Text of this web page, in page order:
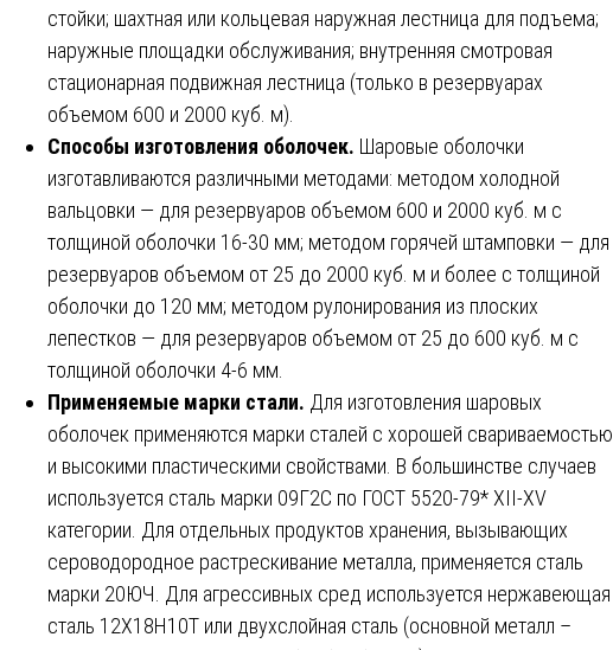
стойки; шахтная или кольцевая наружная лестница для подъема;
наружные площадки обслуживания; внутренняя смотровая
стационарная подвижная лестница (только в резервуарах
объемом 600 и 2000 куб. м).
Способы изготовления оболочек. Шаровые оболочки
изготавливаются различными методами: методом холодной
вальцовки — для резервуаров объемом 600 и 2000 куб. м с
толщиной оболочки 16-30 мм; методом горячей штамповки — для
резервуаров объемом от 25 до 2000 куб. м и более с толщиной
оболочки до 120 мм; методом рулонирования из плоских
лепестков — для резервуаров объемом от 25 до 600 куб. м с
толщиной оболочки 4-6 мм.
Применяемые марки стали. Для изготовления шаровых
оболочек применяются марки сталей с хорошей свариваемостью
и высокими пластическими свойствами. В большинстве случаев
используется сталь марки 09Г2С по ГОСТ 5520-79* XII-XV
категории. Для отдельных продуктов хранения, вызывающих
сероводородное растрескивание металла, применяется сталь
марки 20ЮЧ. Для агрессивных сред используется нержавеющая
сталь 12Х18Н10Т или двухслойная сталь (основной металл –